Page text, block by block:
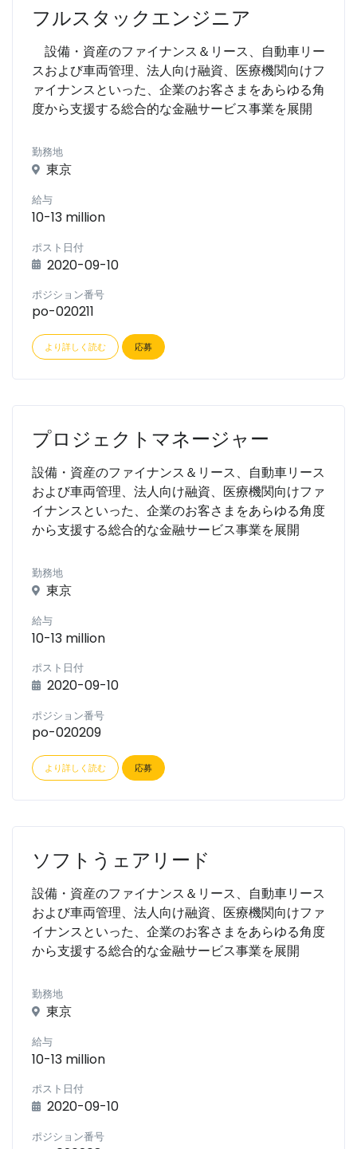
フルスタックエンジニア
設備・資産のファイナンス＆リース、自動車リー
スおよび車両管理、法人向け融資、医療機関向けフ
ァイナンスといった、企業のお客さまをあらゆる角
度から支援する総合的な金融サービス事業を展開
勤務地
東京
給与
10-13 million
ポスト日付
2020-09-10
ポジション番号
po-020211
より詳しく読む 応募
プロジェクトマネージャー
設備・資産のファイナンス＆リース、自動車リース
および車両管理、法人向け融資、医療機関向けファ
イナンスといった、企業のお客さまをあらゆる角度
から支援する総合的な金融サービス事業を展開
勤務地
東京
給与
10-13 million
ポスト日付
2020-09-10
ポジション番号
po-020209
より詳しく読む 応募
ソフトうェアリード
設備・資産のファイナンス＆リース、自動車リース
および車両管理、法人向け融資、医療機関向けファ
イナンスといった、企業のお客さまをあらゆる角度
から支援する総合的な金融サービス事業を展開
勤務地
東京
給与
10-13 million
ポスト日付
2020-09-10
ポジション番号